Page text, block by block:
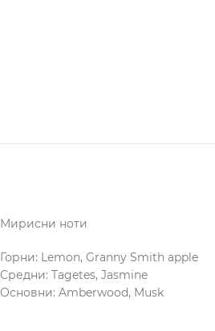
Мирисни ноти
Горни: Lemon, Granny Smith apple
Средни: Tagetes, Jasmine
Основни: Amberwood, Musk